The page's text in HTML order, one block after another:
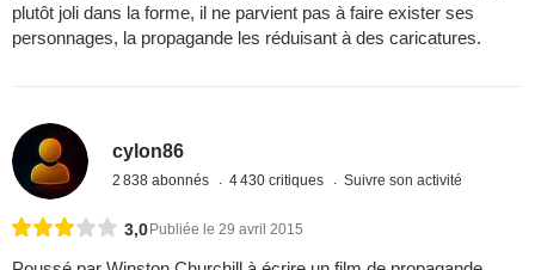
plutôt joli dans la forme, il ne parvient pas à faire exister ses
personnages, la propagande les réduisant à des caricatures.
cylon86
2 838 abonnés 4 430 critiques Suivre son activité
3,0 Publiée le 29 avril 2015